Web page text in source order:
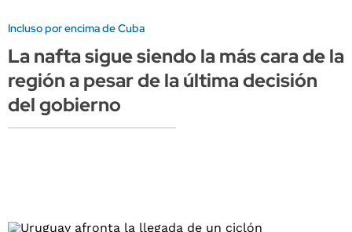
Incluso por encima de Cuba
La nafta sigue siendo la más cara de la
región a pesar de la última decisión
del gobierno